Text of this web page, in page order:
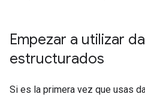
Empezar a utilizar
estructurados
Si es la primera vez que usas